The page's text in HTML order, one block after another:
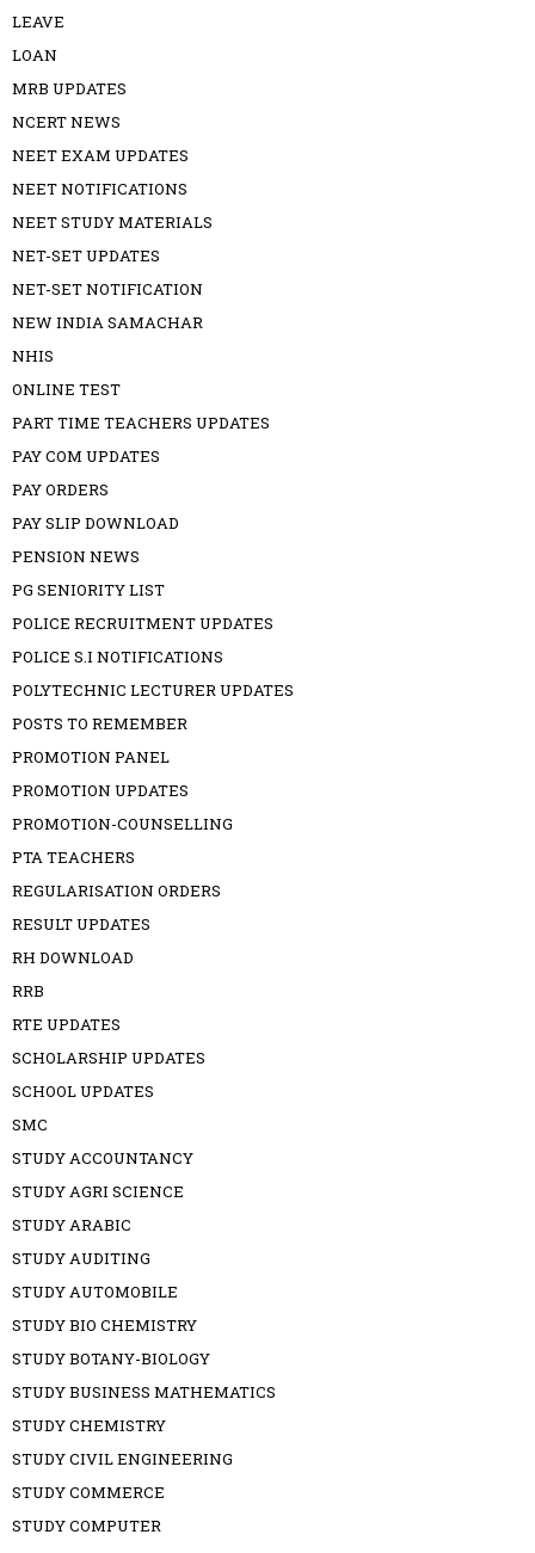
LEAVE
LOAN
MRB UPDATES
NCERT NEWS
NEET EXAM UPDATES
NEET NOTIFICATIONS
NEET STUDY MATERIALS
NET-SET UPDATES
NET-SET NOTIFICATION
NEW INDIA SAMACHAR
NHIS
ONLINE TEST
PART TIME TEACHERS UPDATES
PAY COM UPDATES
PAY ORDERS
PAY SLIP DOWNLOAD
PENSION NEWS
PG SENIORITY LIST
POLICE RECRUITMENT UPDATES
POLICE S.I NOTIFICATIONS
POLYTECHNIC LECTURER UPDATES
POSTS TO REMEMBER
PROMOTION PANEL
PROMOTION UPDATES
PROMOTION-COUNSELLING
PTA TEACHERS
REGULARISATION ORDERS
RESULT UPDATES
RH DOWNLOAD
RRB
RTE UPDATES
SCHOLARSHIP UPDATES
SCHOOL UPDATES
SMC
STUDY ACCOUNTANCY
STUDY AGRI SCIENCE
STUDY ARABIC
STUDY AUDITING
STUDY AUTOMOBILE
STUDY BIO CHEMISTRY
STUDY BOTANY-BIOLOGY
STUDY BUSINESS MATHEMATICS
STUDY CHEMISTRY
STUDY CIVIL ENGINEERING
STUDY COMMERCE
STUDY COMPUTER